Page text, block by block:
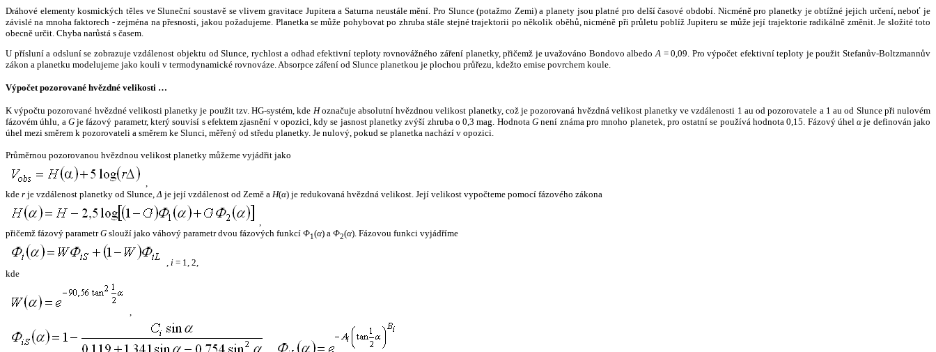
Dráhové elementy kosmických těles ve Sluneční soustavě se vlivem gravitace Jupitera a Saturna neustále mění. Pro Slunce (potažmo Zemi) a planety jsou platné pro delší časové období. Nicméně pro planetky je obtížné jejich určení, neboť je
závislé na mnoha faktorech - zejména na přesnosti, jakou požadujeme. Planetka se může pohybovat po zhruba stále stejné trajektorii po několik oběhů, nicméně při průletu poblíž Jupiteru se může její trajektorie radikálně změnit. Je složité toto
obecně určit. Chyba narůstá s časem.
U přísluní a odsluní se zobrazuje vzdálenost objektu od Slunce, rychlost a odhad efektivní teploty rovnovážného záření planetky, přičemž je uvažováno Bondovo albedo A = 0,09. Pro výpočet efektivní teploty je použit Stefanův-Boltzmannův
zákon a planetku modelujeme jako kouli v termodynamické rovnováze. Absorpce záření od Slunce planetkou je plochou průřezu, kdežto emise povrchem koule.
Výpočet pozorované hvězdné velikosti …
K výpočtu pozorované hvězdné velikosti planetky je použit tzv. HG-systém, kde Hoznačuje absolutní hvězdnou velikost planetky, což je pozorovaná hvězdná velikost planetky ve vzdálenosti 1 au od pozorovatele a 1 au od Slunce při nulovém
fázovém úhlu, a Gje fázový parametr, který souvisí s efektem zjasnění v opozici, kdy se jasnost planetky zvýší zhruba o 0,3 mag. HodnotaG není známa pro mnoho planetek, pro ostatní se používá hodnota 0,15. Fázový úhelα je definován jako
úhel mezi směrem k pozorovateli a směrem ke Slunci, měřený od středu planetky. Je nulový, pokud se planetka nachází v opozici.
Průměrnou pozorovanou hvězdnou velikost planetky můžeme vyjádřit jako
,
kde r je vzdálenost planetky od Slunce,Δ je její vzdálenost od Země a H(α) je redukovaná hvězdná velikost. Její velikost vypočteme pomocí fázového zákona
,
přičemž fázový parametrG slouží jako váhový parametr dvou fázových funkcí Φ1(α) a Φ2(α). Fázovou funkci vyjádříme
, i = 1, 2,
kde
,